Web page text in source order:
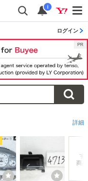
i
ログイン
詳細
す
商